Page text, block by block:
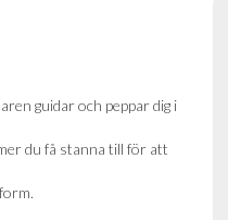
guidar och peppar dig i
du få stanna till för att